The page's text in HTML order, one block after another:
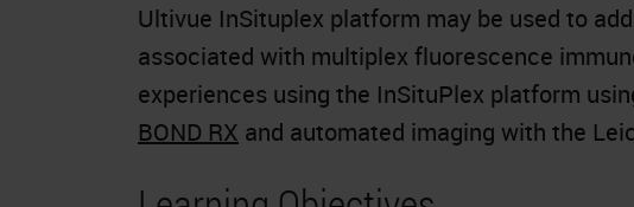
Ultivue InSituplex platform may be used to
associated with multiplex fluorescence
experiences using the InSituPlex platform
BOND RX and automated imaging with the